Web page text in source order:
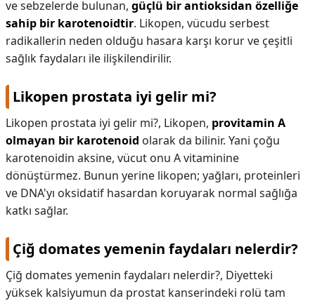
ve sebzelerde bulunan, güçlü bir antioksidan özelliğe
sahip bir karotenoidtir. Likopen, vücudu serbest
radikallerin neden olduğu hasara karşı korur ve çeşitli
sağlık faydaları ile ilişkilendirilir.
Likopen prostata iyi gelir mi?
Likopen prostata iyi gelir mi?, Likopen, provitamin A
olmayan bir karotenoid olarak da bilinir. Yani çoğu
karotenoidin aksine, vücut onu A vitaminine
dönüştürmez. Bunun yerine likopen; yağları, proteinleri
ve DNA'yı oksidatif hasardan koruyarak normal sağlığa
katkı sağlar.
Çiğ domates yemenin faydaları nelerdir?
Çiğ domates yemenin faydaları nelerdir?, Diyetteki
yüksek kalsiyumun da prostat kanserindeki rolü tam